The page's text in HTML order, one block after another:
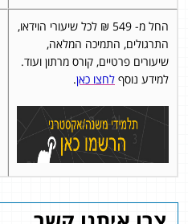
החל מ- 549 ₪ לכל שיעורי הוידאו,
התרגולים, התמיכה המלאה,
שיעורים פרטיים, קורס מרתון ועוד.
למידע נוסף לחצו כאן.